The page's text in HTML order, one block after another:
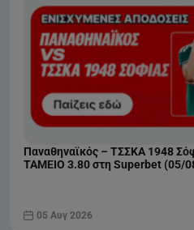
Παναθηναϊκός – ΤΣΣΚΑ 1948
ΤΑΜΕΙΟ 3.80 στη Superbet (05/
05 Αυγ 2026